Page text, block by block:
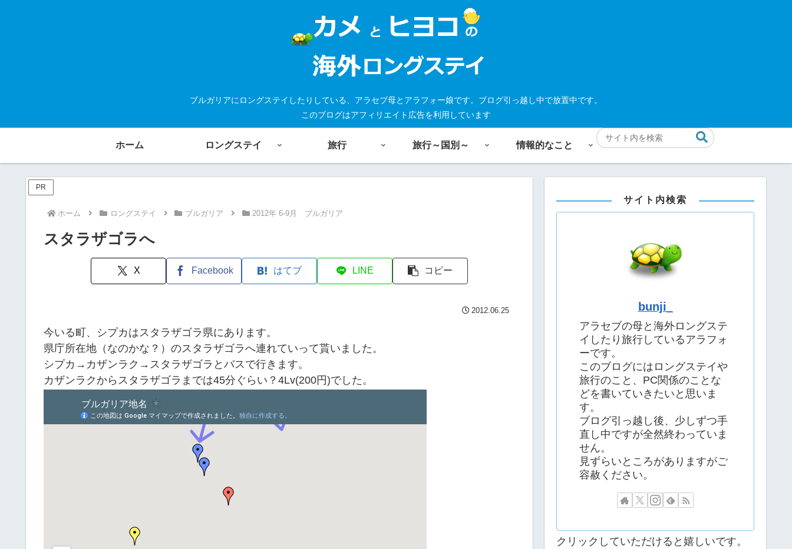
ブルガリアにロングステイしたりしている、アラセブ母とアラフォー娘です。ブログ引っ越し中で放置中です。
このブログはアフィリエイト広告を利用しています
ホーム ロングステイ 旅行 旅行～国別～ 情報的なこと
PR
ホーム ロングステイ ブルガリア 2012年 6-9月 ブルガリア
スタラザゴラへ
X Facebook はてブ LINE コピー
2012.06.25
今いる町、シプカはスタラザゴラ県にあります。
県庁所在地（なのかな？）のスタラザゴラへ連れていって貰いました。
シプカ→カザンラク→スタラザゴラとバスで行きます。
カザンラクからスタラザゴラまでは45分ぐらい？4Lv(200円)でした。
サイト内検索
bunji_
アラセブの母と海外ロングステ
イしたり旅行しているアラフォ
ーです。
このブログにはロングステイや
旅行のこと、PC関係のことな
どを書いていきたいと思いま
す。
ブログ引っ越し後、少しずつ手
直し中ですが全然終わっていま
せん。
見ずらいところがありますがご
容赦ください。
クリックしていただけると嬉しいです。